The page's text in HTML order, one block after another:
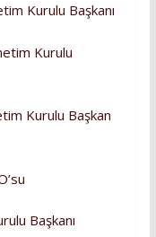
Kurulu Başkanı
Kurulu
Kurulu Başkan
Başkanı